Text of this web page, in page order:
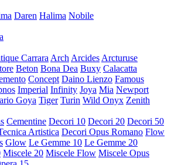
Daren Halima Nobile
Carrara Arch Arcides Arcturuse
Beton Bona Dea Buxy Calacatta
Concept Daino Lienzo Famous
Imperial Infinity Joya Mia Newport
Goya Tiger Turin Wild Onyx Zenith
Cementine Decori 10 Decori 20 Decori 50
Artistica Decori Opus Romano Flow
Glow Le Gemme 10 Le Gemme 20
Miscele 20 Miscele Flow Miscele Opus